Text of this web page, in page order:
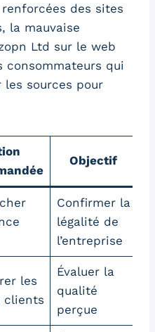
des sites
la mauvaise
Ltd sur le web
consommateurs qui
sources pour
Objectif
Confirmer la
légalité de
l’entreprise
les
clients
Évaluer la
qualité
perçue